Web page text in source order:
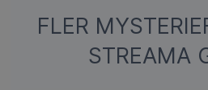
FLER
STREAMA